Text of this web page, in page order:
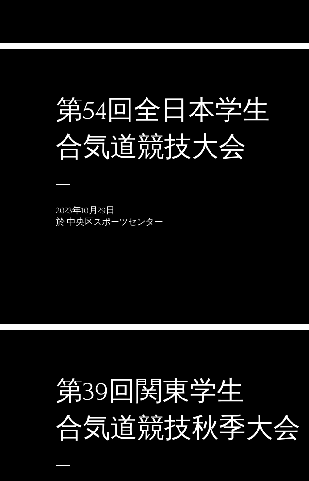
第54回全日本学生
​合気道競技大会
2023年10月29日
於 中央区スポーツセンター
第39回関東学生
合気道競技秋季大会